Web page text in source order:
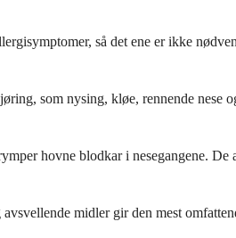
så det ene er ikke
som nysing, kløe, rennende nese
hovne blodkar i nesegangene.
midler gir den mest